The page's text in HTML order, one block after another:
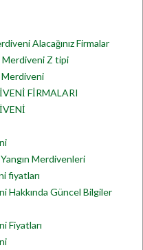
Alacağınız Firmalar
Merdiveni Z tipi
Merdiveni
FİRMALARI
Merdivenleri
fiyatları
Hakkında Güncel Bilgiler
Fiyatları